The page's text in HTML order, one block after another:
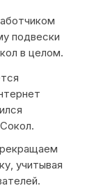
подвески
в целом.
учитывая